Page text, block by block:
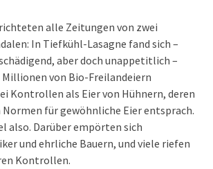
alle Zeitungen von zwei
In Tiefkühl-Lasagne fand sich –
aber doch unappetitlich –
Millionen von Bio-Freilandeiern
Kontrollen als Eier von Hühnern, deren
für gewöhnliche Eier entsprach.
also. Darüber empörten sich
und ehrliche Bauern, und viele riefen
Kontrollen.